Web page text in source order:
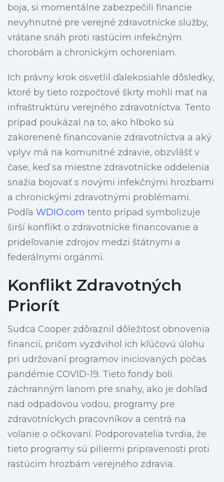
boja, si momentálne zabezpečili financie
nevyhnutné pre verejné zdravotnícke služby,
vrátane snáh proti rastúcim infekčným
chorobám a chronickým ochoreniam.
Ich právny krok osvetlil ďalekosiahle dôsledky,
ktoré by tieto rozpočtové škrty mohli mať na
infraštruktúru verejného zdravotníctva. Tento
prípad poukázal na to, ako hlboko sú
zakorenené financovanie zdravotníctva a aký
vplyv má na komunitné zdravie, obzvlášť v
čase, keď sa miestne zdravotnícke oddelenia
snažia bojovať s novými infekčnými hrozbami
a chronickými zdravotnými problémami.
Podľa WDIO.com tento prípad symbolizuje
širší konflikt o zdravotnícke financovanie a
prideľovanie zdrojov medzi štátnymi a
federálnymi orgánmi.
Konflikt Zdravotných
Priorít
Sudca Cooper zdôraznil dôležitosť obnovenia
financií, pričom vyzdvihol ich kľúčovú úlohu
pri udržovaní programov iniciovaných počas
pandémie COVID-19. Tieto fondy boli
záchranným lanom pre snahy, ako je dohľad
nad odpadovou vodou, programy pre
zdravotníckych pracovníkov a centrá na
volanie o očkovaní. Podporovatelia tvrdia, že
tieto programy sú piliermi pripravenosti proti
rastúcim hrozbám verejného zdravia.